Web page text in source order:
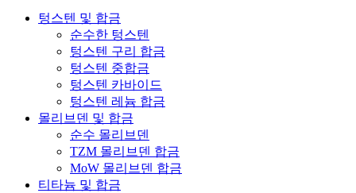
텅스텐 및 합금
순수한 텅스텐
텅스텐 구리 합금
텅스텐 중합금
텅스텐 카바이드
텅스텐 레늄 합금
몰리브덴 및 합금
순수 몰리브덴
TZM 몰리브덴 합금
MoW 몰리브덴 합금
티타늄 및 합금